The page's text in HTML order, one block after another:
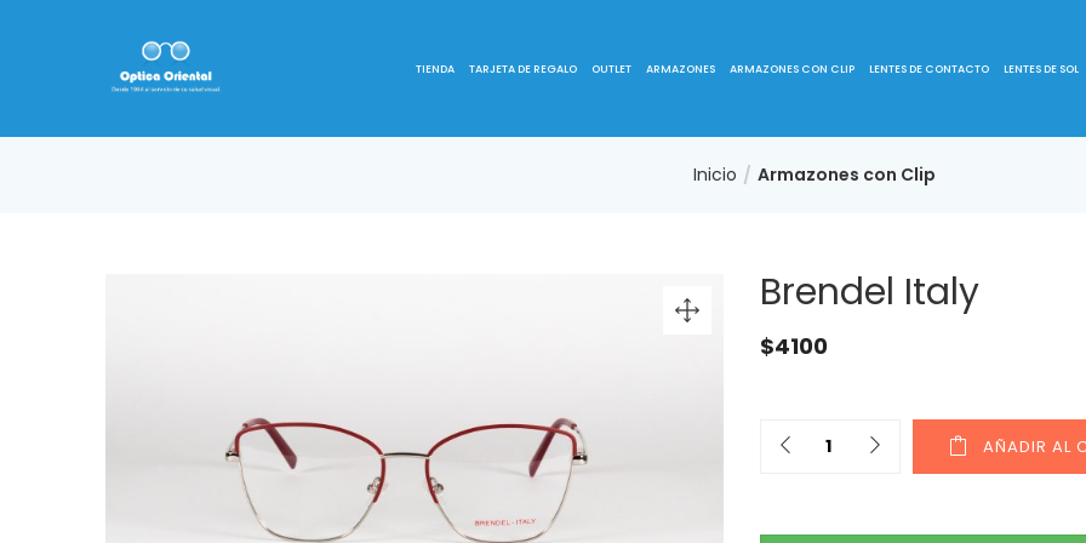
TIENDA TARJETA DE REGALO OUTLET ARMAZONES ARMAZONES CON CLIP LENTES DE CONTACTO LENTES DE SOL
Inicio Armazones con Clip
Brendel Italy
$4100
AÑADIR AL